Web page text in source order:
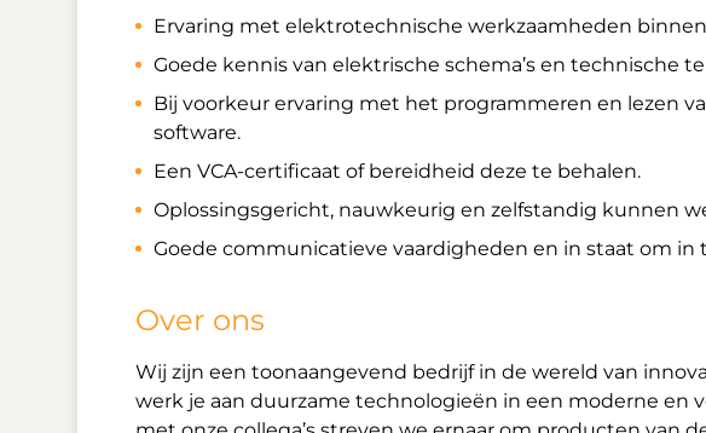
Ervaring met elektrotechnische werkzaamheden
Goede kennis van elektrische schema’s en technische
Bij voorkeur ervaring met het programmeren en lezen
software.
Een VCA-certificaat of bereidheid deze te behalen.
Oplossingsgericht, nauwkeurig en zelfstandig kunnen
Goede communicatieve vaardigheden en in staat om in
Over ons
Wij zijn een toonaangevend bedrijf in de wereld van
werk je aan duurzame technologieën in een moderne en